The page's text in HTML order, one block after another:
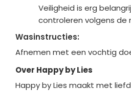
Veiligheid is erg
controleren volgens de
Wasinstructies:
Afnemen met een vochtig
Over Happy by Lies
Happy by Lies maakt met